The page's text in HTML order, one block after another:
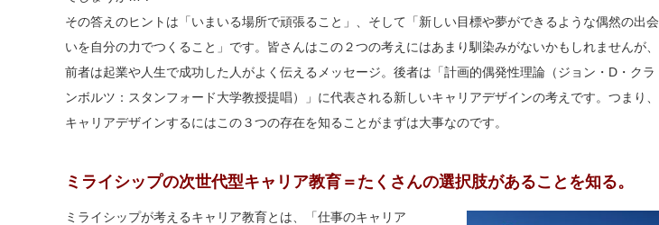
その答えのヒントは「いまいる場所で頑張ること」、そして「新しい目標や夢ができるような偶然の出会
いを自分の力でつくること」です。皆さんはこの２つの考えにはあまり馴染みがないかもしれませんが、
前者は起業や人生で成功した人がよく伝えるメッセージ。後者は「計画的偶発性理論（ジョン・D・クラ
ンボルツ：スタンフォード大学教授提唱）」に代表される新しいキャリアデザインの考えです。つまり、
キャリアデザインするにはこの３つの存在を知ることがまずは大事なのです。
ミライシップの次世代型キャリア教育＝たくさんの選択肢があることを知る。
ミライシップが考えるキャリア教育とは、「仕事のキャリア